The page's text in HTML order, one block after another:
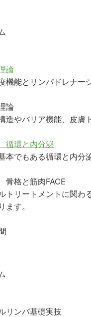
論
機能とリンパドレナー
論
造やバリア機能、皮膚
循環と内分泌
本でもある循環と内分
格と筋肉FACE
トリートメントに関わ
ます。
リンパ基礎実技